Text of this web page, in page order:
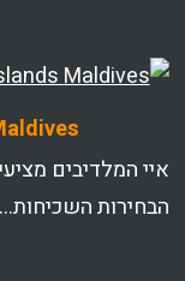
איי המלדיבים
הבחירות השכיחות…